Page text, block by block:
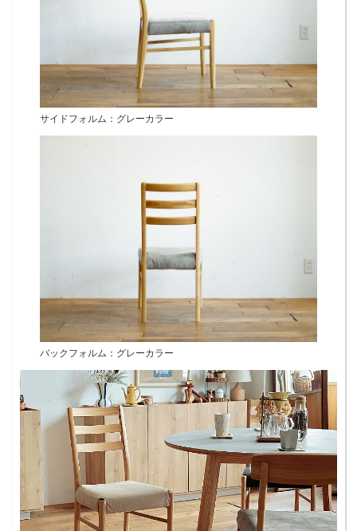
サイドフォルム：グレーカラー
バックフォルム：グレーカラー